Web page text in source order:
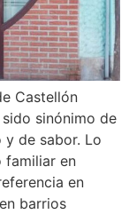
Castellón
sinónimo de
de sabor. Lo
familiar en
en
barrios